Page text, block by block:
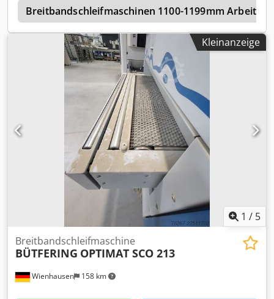
Breitbandschleifmaschinen 1100-1199mm
Kleinanzeige
1 / 5
Wienhausen 158 km
Breitbandschleifmaschine
BÜTFERING OPTIMAT SCO 213